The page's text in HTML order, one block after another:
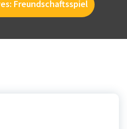
Freundschaftsspiel